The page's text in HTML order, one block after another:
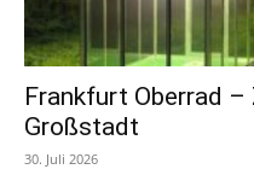
Frankfurt Oberrad –
Großstadt
30. Juli 2026